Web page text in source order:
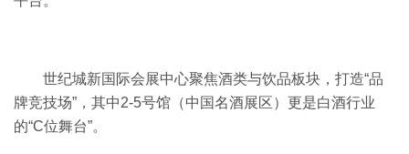
世纪城新国际会展中心聚焦酒类与饮品板块，打造“品
牌竞技场”，其中2-5号馆（中国名酒展区）更是白酒行业
的“C位舞台”。